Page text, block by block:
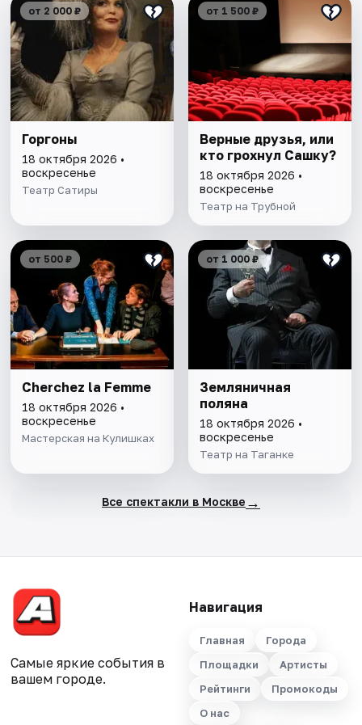
от 2 000 ₽
Горгоны
18 октября 2026 •
воскресенье
Театр Сатиры
от 1 500 ₽
Верные друзья, или
кто грохнул Сашку?
18 октября 2026 •
воскресенье
Театр на Трубной
от 500 ₽
Cherchez la Femme
18 октября 2026 •
воскресенье
Мастерская на Кулишках
от 1 000 ₽
Земляничная
поляна
18 октября 2026 •
воскресенье
Театр на Таганке
Все спектакли в Москве →
Самые яркие события в
вашем городе.
Навигация
Главная
Города
Площадки
Артисты
Рейтинги
Промокоды
О нас